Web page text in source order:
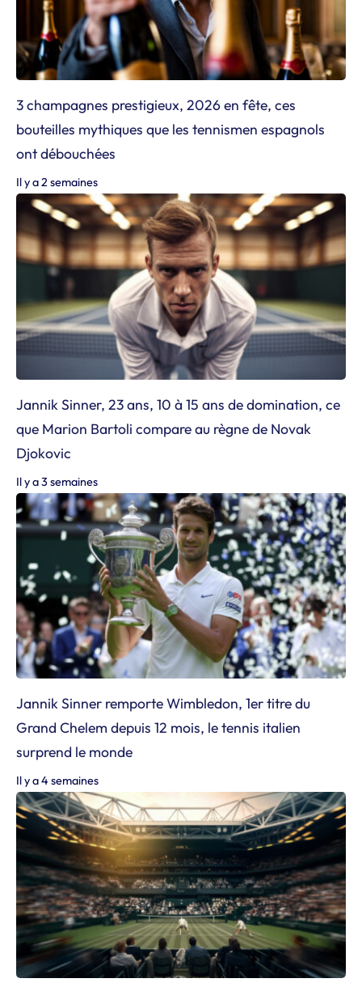
3 champagnes prestigieux, 2026 en fête, ces
bouteilles mythiques que les tennismen espagnols
ont débouchées
Il y a 2 semaines
Jannik Sinner, 23 ans, 10 à 15 ans de domination, ce
que Marion Bartoli compare au règne de Novak
Djokovic
Il y a 3 semaines
Jannik Sinner remporte Wimbledon, 1er titre du
Grand Chelem depuis 12 mois, le tennis italien
surprend le monde
Il y a 4 semaines